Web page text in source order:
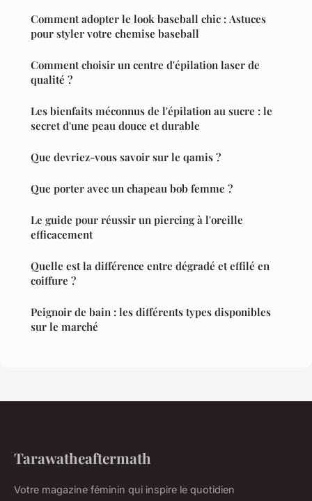
Comment adopter le look baseball chic : Astuces
pour styler votre chemise baseball
Comment choisir un centre d'épilation laser de
qualité ?
Les bienfaits méconnus de l'épilation au sucre : le
secret d'une peau douce et durable
Que devriez-vous savoir sur le qamis ?
Que porter avec un chapeau bob femme ?
Le guide pour réussir un piercing à l'oreille
efficacement
Quelle est la différence entre dégradé et effilé en
coiffure ?
Peignoir de bain : les différents types disponibles
sur le marché
Tarawatheaftermath
Votre magazine féminin qui inspire le quotidien